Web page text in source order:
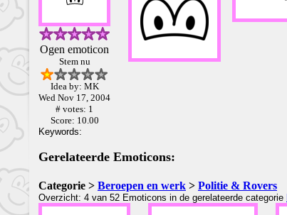
Ogen emoticon
Stem nu
Idea by: MK
Wed Nov 17, 2004
# votes: 1
Score: 10.00
Keywords:
Gerelateerde Emoticons:
Categorie > Beroepen en werk > Politie & Rovers
Overzicht: 4 van 52 Emoticons in de gerelateerde categorie